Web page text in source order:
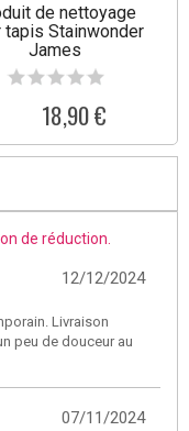
de nettoyage
tapis Stainwonder
James
18,90 €
de réduction.
12/12/2024
Livraison
peu de douceur au
07/11/2024